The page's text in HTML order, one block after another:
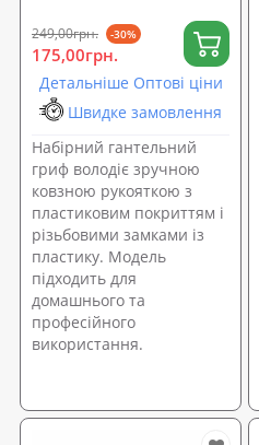
249,00грн. -30%
175,00грн.
Детальніше Оптові ціни
Швидке замовлення
Набірний гантельний
гриф володіє зручною
ковзною рукояткою з
пластиковим покриттям і
різьбовими замками із
пластику. Модель
підходить для
домашнього та
професійного
використання.